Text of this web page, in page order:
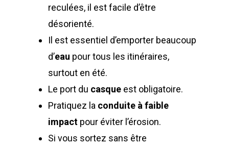
reculées, il est facile d’être
désorienté.
Il est essentiel d’emporter beaucoup
d’eau pour tous les itinéraires,
surtout en été.
Le port du casque est obligatoire.
Pratiquez la conduite à faible
impact pour éviter l’érosion.
Si vous sortez sans être